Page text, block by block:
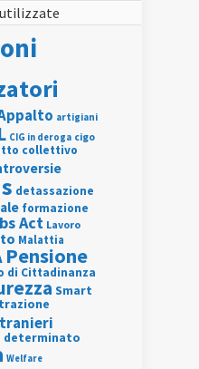
artigiani
CIG in deroga cigo
collettivo
detassazione
formazione
Act Lavoro
Malattia
Pensione
di Cittadinanza
Smart
determinato
Welfare